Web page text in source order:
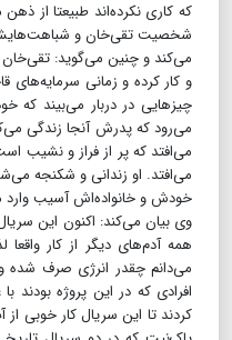
که کاری نکرده‌اند طبیعتا از
شخصیت تقی‌خان و شباهت‌هایش
می‌کند و چنین می‌گوید: تقی‌خان
و کار کرده و زمانی
چیزهایی در دربار می‌بیند که
می‌رود که پدرش آنجا زندگی
می‌افتد که پر از فراز و نشیب
می‌افتد. او زندانی و شکنجه
خودش و خانواده‌اش آسیب
وی بیان می‌کند: اکنون این
همه آدم‌های دیگر از کار
می‌دانم چقدر انرژی صرف شده و
افرادی که در این پروژه بودند
کردند تا این سریال کار خوبی